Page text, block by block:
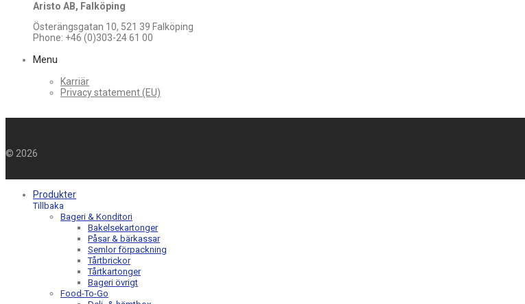
Aristo AB, Falköping
Österängsgatan 10, 521 39 Falköping
Phone: +46 (0)303-24 61 00
Menu
Karriär
Privacy statement (EU)
© 2026
Produkter
Tillbaka
Bageri & Konditori
Bakelsekartonger
Påsar & bärkassar
Semlor förpackning
Tårtbrickor
Tårtkartonger
Bageri övrigt
Food-To-Go